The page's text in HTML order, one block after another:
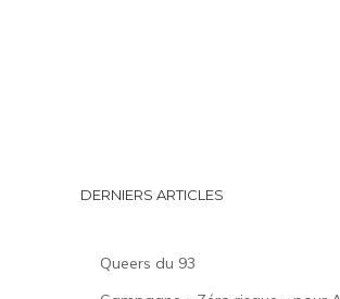
DERNIERS ARTICLES
Queers du 93